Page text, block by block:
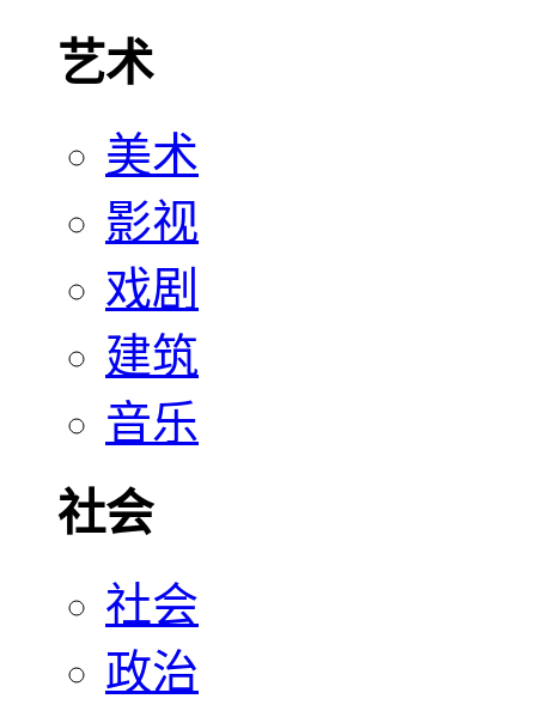
艺术
美术
影视
戏剧
建筑
音乐
社会
社会
政治